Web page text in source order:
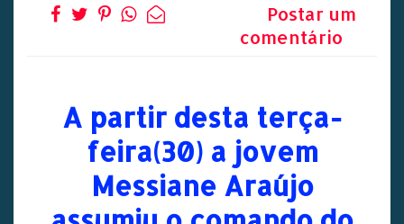
Postar um
comentário
A partir desta terça-
feira(30) a jovem
Messiane Araújo